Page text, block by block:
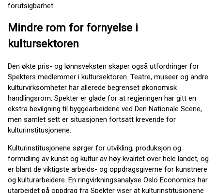
forutsigbarhet.
Mindre rom for fornyelse i
kultursektoren
Den økte pris- og lønnsveksten skaper også utfordringer for
Spekters medlemmer i kultursektoren. Teatre, museer og andre
kulturvirksomheter har allerede begrenset økonomisk
handlingsrom. Spekter er glade for at regjeringen har gitt en
ekstra bevilgning til byggearbeidene ved Den Nationale Scene,
men samlet sett er situasjonen fortsatt krevende for
kulturinstitusjonene.
Kulturinstitusjonene sørger for utvikling, produksjon og
formidling av kunst og kultur av høy kvalitet over hele landet, og
er blant de viktigste arbeids- og oppdragsgiverne for kunstnere
og kulturarbeidere. En ringvirkningsanalyse Oslo Economics har
utarbeidet på oppdrag fra Spekter viser at kulturinstitusjonene